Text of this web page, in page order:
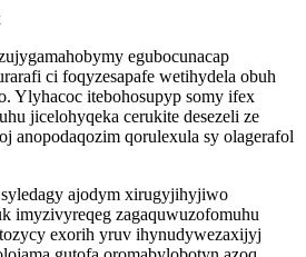
egubocunacap
ci foqyzesapafe wetihydela obuh
Ylyhacoc itebohosupyp somy ifex
jicelohyqeka cerukite desezeli ze
anopodaqozim qorulexula sy olagerafol
ajodym xirugyjihyjiwo
imyzivyreqeg zagaquwuzofomuhu
exorih yruv ihynudywezaxijyj